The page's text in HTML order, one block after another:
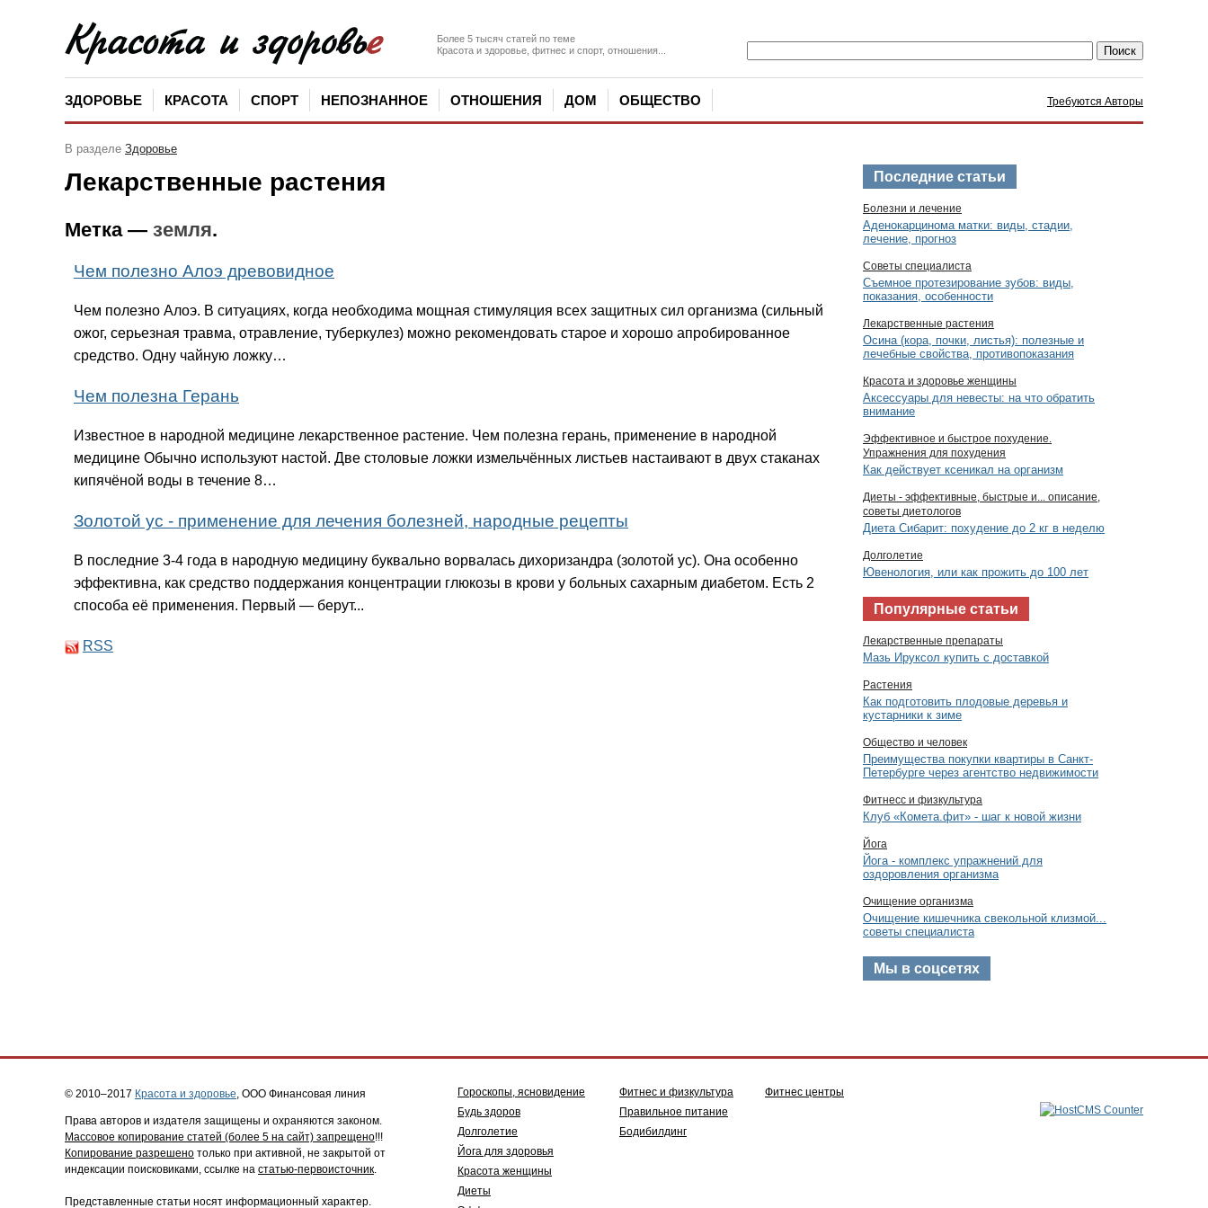
Более 5 тысяч статей по теме
Красота и здоровье, фитнес и спорт, отношения...
ЗДОРОВЬЕ КРАСОТА СПОРТ НЕПОЗНАННОЕ ОТНОШЕНИЯ ДОМ ОБЩЕСТВО Требуются Авторы
В разделе Здоровье
Лекарственные растения
Метка — земля.
Чем полезно Алоэ древовидное
Чем полезно Алоэ. В ситуациях, когда необходима мощная стимуляция всех защитных сил организма (сильный
ожог, серьезная травма, отравление, туберкулез) можно рекомендовать старое и хорошо апробированное
средство. Одну чайную ложку…
Чем полезна Герань
Известное в народной медицине лекарственное растение. Чем полезна герань, применение в народной
медицине Обычно используют настой. Две столовые ложки измельчённых листьев настаивают в двух стаканах
кипячёной воды в течение 8…
Золотой ус - применение для лечения болезней, народные рецепты
В последние 3-4 года в народную медицину буквально ворвалась дихоризандра (золотой ус). Она особенно
эффективна, как средство поддержания концентрации глюкозы в крови у больных сахарным диабетом. Есть 2
способа её применения. Первый — берут...
RSS
Последние статьи
Болезни и лечение
Аденокарцинома матки: виды, стадии,
лечение, прогноз
Советы специалиста
Съемное протезирование зубов: виды,
показания, особенности
Лекарственные растения
Осина (кора, почки, листья): полезные и
лечебные свойства, противопоказания
Красота и здоровье женщины
Аксессуары для невесты: на что обратить
внимание
Эффективное и быстрое похудение.
Упражнения для похудения
Как действует ксеникал на организм
Диеты - эффективные, быстрые и... описание,
советы диетологов
Диета Сибарит: похудение до 2 кг в неделю
Долголетие
Ювенология, или как прожить до 100 лет
Популярные статьи
Лекарственные препараты
Мазь Ируксол купить с доставкой
Растения
Как подготовить плодовые деревья и
кустарники к зиме
Общество и человек
Преимущества покупки квартиры в Санкт-
Петербурге через агентство недвижимости
Фитнесс и физкультура
Клуб «Комета.фит» - шаг к новой жизни
Йога
Йога - комплекс упражнений для
оздоровления организма
Очищение организма
Очищение кишечника свекольной клизмой...
советы специалиста
Мы в соцсетях
© 2010–2017 Красота и здоровье, ООО Финансовая линия
Права авторов и издателя защищены и охраняются законом.
Массовое копирование статей (более 5 на сайт) запрещено!!!
Копирование разрешено только при активной, не закрытой от
индексации поисковиками, ссылке на статью-первоисточник.
Представленные статьи носят информационный характер.
Гороскопы, ясновидение
Будь здоров
Долголетие
Йога для здоровья
Красота женщины
Диеты
Фитнес и физкультура
Правильное питание
Бодибилдинг
Фитнес центры